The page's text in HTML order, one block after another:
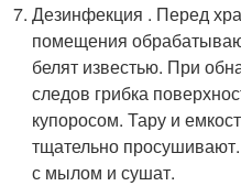
Дезинфекция . Перед
помещения
белят известью. При
следов грибка
купоросом. Тару и
тщательно
с мылом и сушат.